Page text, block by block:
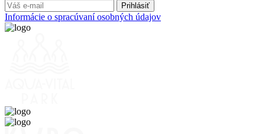
Prihlásiť
Informácie o spracúvaní osobných údajov